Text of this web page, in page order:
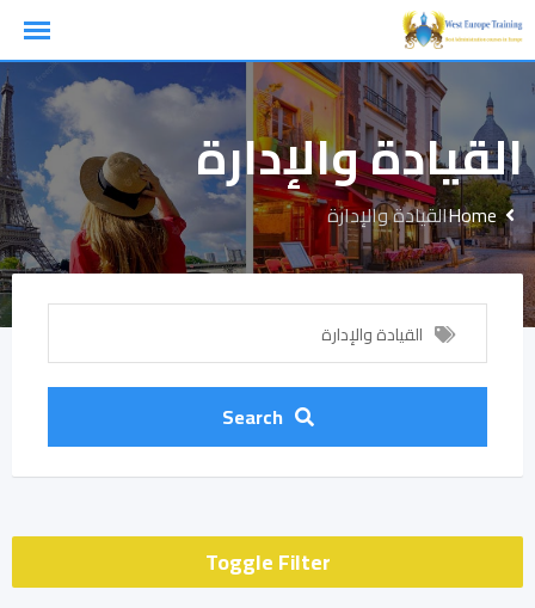
Skip
to
content
القيادة والإدارة
Homeالقيادة والإدارة
القيادة والإدارة
Search
Toggle Filter